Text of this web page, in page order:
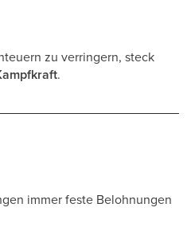
zu verringern, steck
.
immer feste Belohnungen